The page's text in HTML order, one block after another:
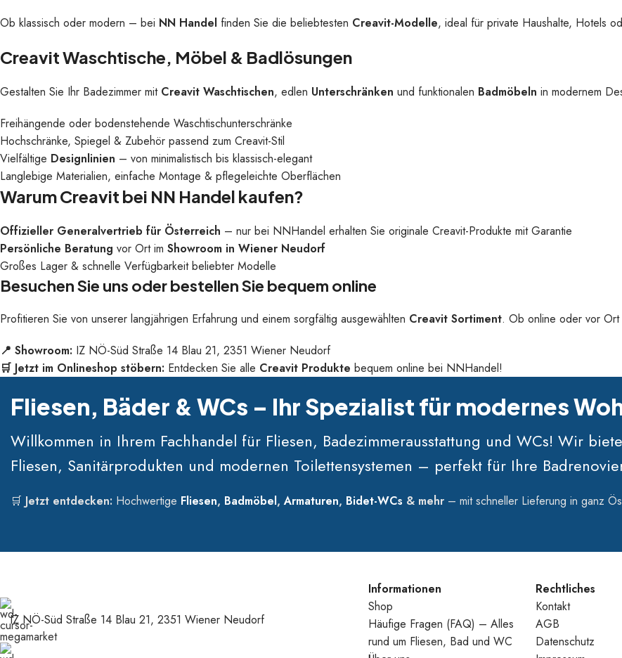
Ob klassisch oder modern – bei NN Handel finden Sie die beliebtesten Creavit-Modelle, ideal für private Haushalte, Hotels
Creavit Waschtische, Möbel & Badlösungen
Gestalten Sie Ihr Badezimmer mit Creavit Waschtischen, edlen Unterschränken und funktionalen Badmöbeln in modernem
Freihängende oder bodenstehende Waschtischunterschränke
Hochschränke, Spiegel & Zubehör passend zum Creavit-Stil
Vielfältige Designlinien – von minimalistisch bis klassisch-elegant
Langlebige Materialien, einfache Montage & pflegeleichte Oberflächen
Warum Creavit bei NN Handel kaufen?
Offizieller Generalvertrieb für Österreich – nur bei NNHandel erhalten Sie originale Creavit-Produkte mit Garantie
Persönliche Beratung vor Ort im Showroom in Wiener Neudorf
Großes Lager & schnelle Verfügbarkeit beliebter Modelle
Besuchen Sie uns oder bestellen Sie bequem online
Profitieren Sie von unserer langjährigen Erfahrung und einem sorgfältig ausgewählten Creavit Sortiment. Ob online oder vor
📍 Showroom: IZ NÖ-Süd Straße 14 Blau 21, 2351 Wiener Neudorf
🛒 Jetzt im Onlineshop stöbern: Entdecken Sie alle Creavit Produkte bequem online bei NNHandel!
Fliesen, Bäder & WCs – Ihr Spezialist für modernes
Willkommen in Ihrem Fachhandel für Fliesen, Badezimmerausstattung und WCs! Wir
Fliesen, Sanitärprodukten und modernen Toilettensystemen – perfekt für Ihre
🛒 Jetzt entdecken: Hochwertige Fliesen, Badmöbel,Armaturen, Bidet-WCs & mehr – mit schneller Lieferung in ganz
IZ NÖ-Süd Straße 14 Blau 21, 2351 Wiener Neudorf
Informationen
Shop
Häufige Fragen (FAQ) – Alles
rund um Fliesen, Bad und WC
Rechtliches
Kontakt
AGB
Datenschutz